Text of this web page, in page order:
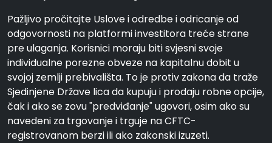
Pažljivo pročitajte Uslove i odredbe i odricanje od
odgovornosti na platformi investitora treće strane
pre ulaganja. Korisnici moraju biti svjesni svoje
individualne porezne obveze na kapitalnu dobit u
svojoj zemlji prebivališta. To je protiv zakona da traže
Sjedinjene Države lica da kupuju i prodaju robne opcije,
čak i ako se zovu "predviđanje" ugovori, osim ako su
navedeni za trgovanje i trguje na CFTC-
registrovanom berzi ili ako zakonski izuzeti.